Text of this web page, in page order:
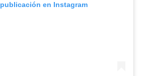
en Instagram